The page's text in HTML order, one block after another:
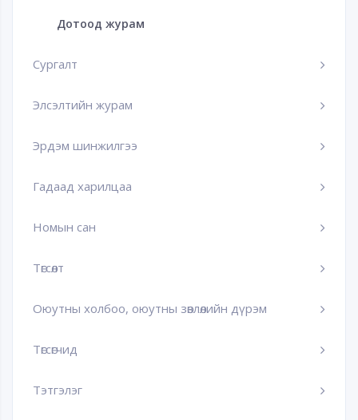
Дотоод журам
Сургалт
Элсэлтийн журам
Эрдэм шинжилгээ
Гадаад харилцаа
Номын сан
Төгсөлт
Оюутны холбоо, оюутны зөвлөлийн дүрэм
Төгсөгчид
Тэтгэлэг